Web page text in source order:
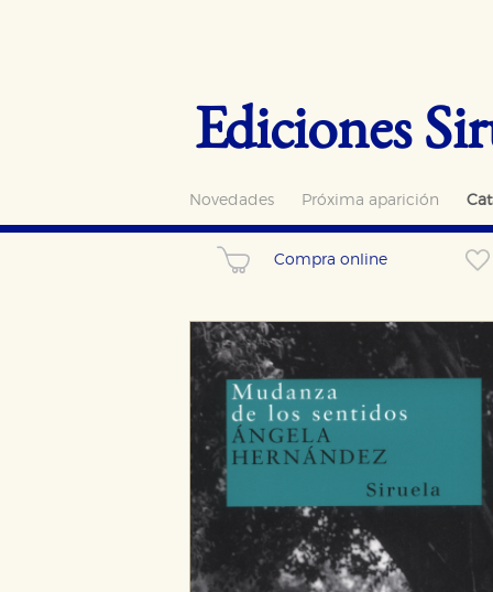
Ediciones
Novedades Próxima aparición
Compra online